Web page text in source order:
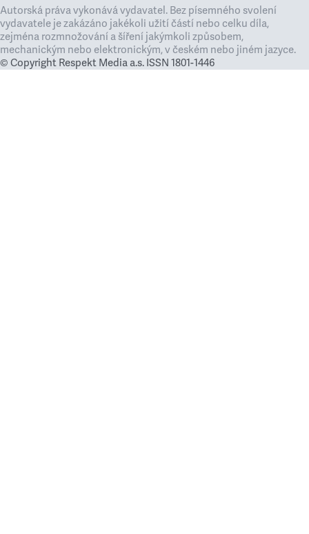
Autorská práva vykonává vydavatel. Bez písemného svolení
vydavatele je zakázáno jakékoli užití částí nebo celku díla,
zejména rozmnožování a šíření jakýmkoli způsobem,
mechanickým nebo elektronickým, v českém nebo jiném jazyce.
© Copyright Respekt Media a.s. ISSN 1801-1446